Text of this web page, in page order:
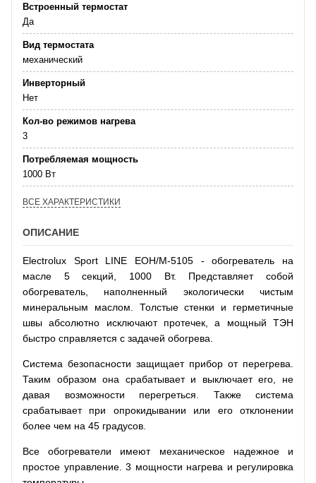
Встроенный термостат
Да
Вид термостата
механический
Инверторный
Нет
Кол-во режимов нагрева
3
Потребляемая мощность
1000 Вт
ВСЕ ХАРАКТЕРИСТИКИ
ОПИСАНИЕ
Electrolux Sport LINE EOH/M-5105 - обогреватель на
масле 5 секций, 1000 Вт. Представляет собой
обогреватель, наполненный экологически чистым
минеральным маслом. Толстые стенки и герметичные
швы абсолютно исключают протечек, а мощный ТЭН
быстро справляется с задачей обогрева.
Система безопасности защищает прибор от перегрева.
Таким образом она срабатывает и выключает его, не
давая возможности перегреться. Также система
срабатывает при опрокидывании или его отклонении
более чем на 45 градусов.
Все обогреватели имеют механическое надежное и
простое управление. 3 мощности нагрева и регулировка